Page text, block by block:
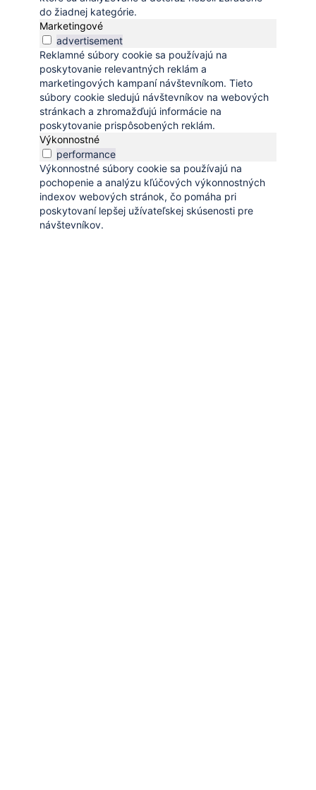
do žiadnej kategórie.
Marketingové
advertisement
Reklamné súbory cookie sa používajú na
poskytovanie relevantných reklám a
marketingových kampaní návštevníkom. Tieto
súbory cookie sledujú návštevníkov na webových
stránkach a zhromažďujú informácie na
poskytovanie prispôsobených reklám.
Výkonnostné
performance
Výkonnostné súbory cookie sa používajú na
pochopenie a analýzu kľúčových výkonnostných
indexov webových stránok, čo pomáha pri
poskytovaní lepšej užívateľskej skúsenosti pre
návštevníkov.